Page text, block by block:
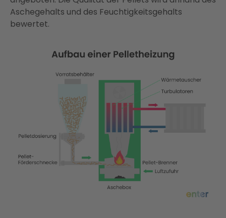
Aschegehalts und des Feuchtigkeitsgehalts
bewertet.